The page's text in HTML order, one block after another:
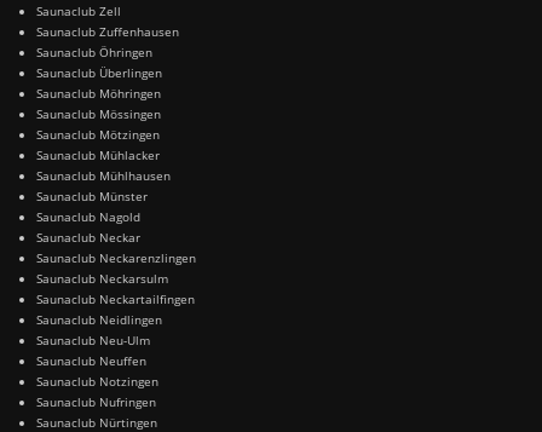
Saunaclub Zell
Saunaclub Zuffenhausen
Saunaclub Öhringen
Saunaclub Überlingen
Saunaclub Möhringen
Saunaclub Mössingen
Saunaclub Mötzingen
Saunaclub Mühlacker
Saunaclub Mühlhausen
Saunaclub Münster
Saunaclub Nagold
Saunaclub Neckar
Saunaclub Neckarenzlingen
Saunaclub Neckarsulm
Saunaclub Neckartailfingen
Saunaclub Neidlingen
Saunaclub Neu-Ulm
Saunaclub Neuffen
Saunaclub Notzingen
Saunaclub Nufringen
Saunaclub Nürtingen